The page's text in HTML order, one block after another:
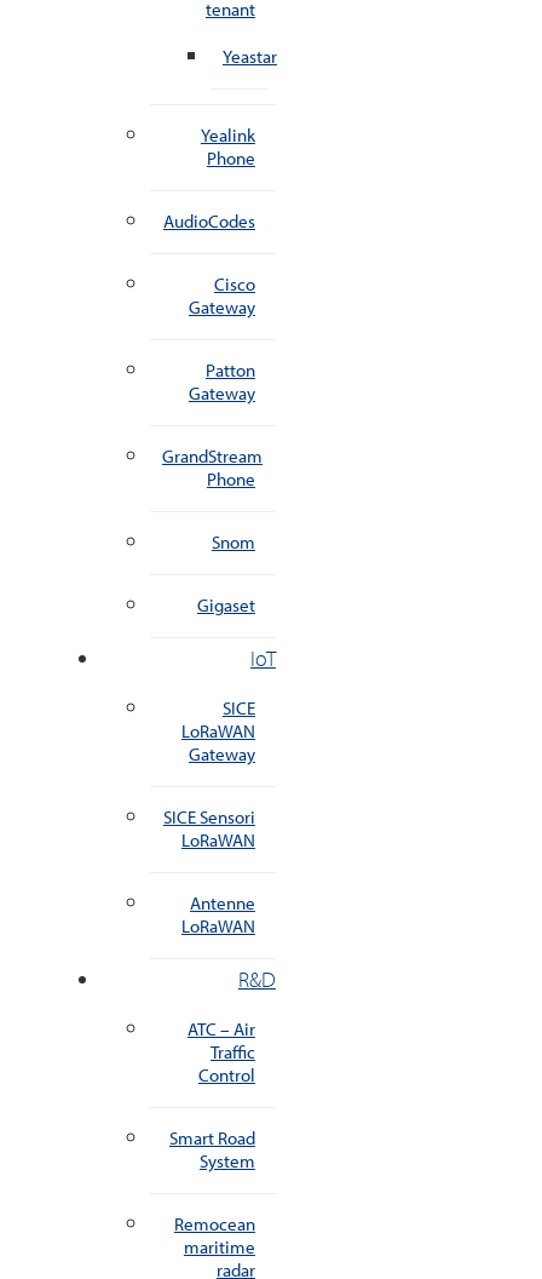
tenant
Yeastar
Yealink
Phone
AudioCodes
Cisco
Gateway
Patton
Gateway
GrandStream
Phone
Snom
Gigaset
IoT
SICE
LoRaWAN
Gateway
SICE Sensori
LoRaWAN
Antenne
LoRaWAN
R&D
ATC – Air
Traffic
Control
Smart Road
System
Remocean
maritime
radar